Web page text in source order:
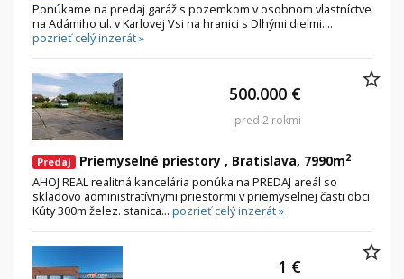
Ponúkame na predaj garáž s pozemkom v osobnom vlastníctve
na Adámiho ul. v Karlovej Vsi na hranici s Dlhými dielmi....
pozrieť celý inzerát »
Predaj Priemyselné priestory , Bratislava, 7990m2
AHOJ REAL realitná kancelária ponúka na PREDAJ areál so
skladovo administratívnymi priestormi v priemyselnej časti obci
Kúty 300m želez. stanica... pozrieť celý inzerát »
500.000 €
pred 2 rokmi
1 €